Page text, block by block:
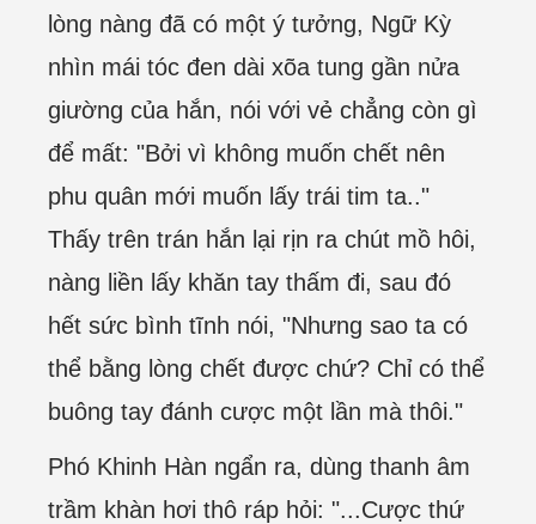
lòng nàng đã có một ý tưởng, Ngữ Kỳ
nhìn mái tóc đen dài xõa tung gần nửa
giường của hắn, nói với vẻ chẳng còn gì
để mất: "Bởi vì không muốn chết nên
phu quân mới muốn lấy trái tim ta.."
Thấy trên trán hắn lại rịn ra chút mồ hôi,
nàng liền lấy khăn tay thấm đi, sau đó
hết sức bình tĩnh nói, "Nhưng sao ta có
thể bằng lòng chết được chứ? Chỉ có thể
buông tay đánh cược một lần mà thôi."
Phó Khinh Hàn ngẩn ra, dùng thanh âm
trầm khàn hơi thô ráp hỏi: "...Cược thứ